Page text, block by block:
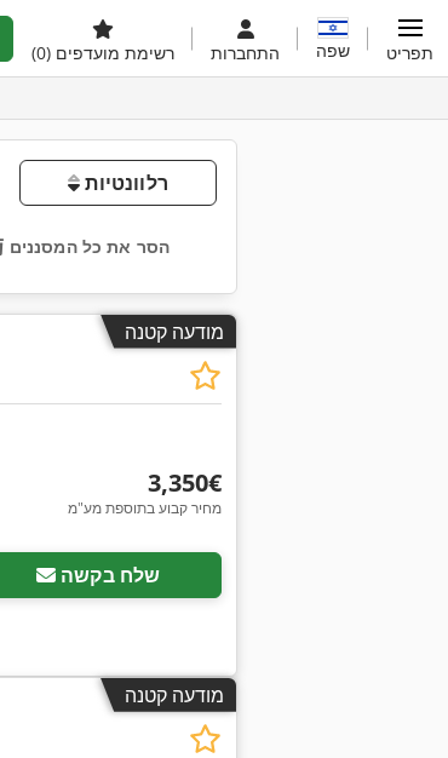
רשימת מועדפים (0) התחברות שפה תפריט
רלוונטיות
הסר את כל המסננים
מודעה קטנה
‏3,350 ‏€
מחיר קבוע בתוספת מע"מ
שלח בקשה
מודעה קטנה